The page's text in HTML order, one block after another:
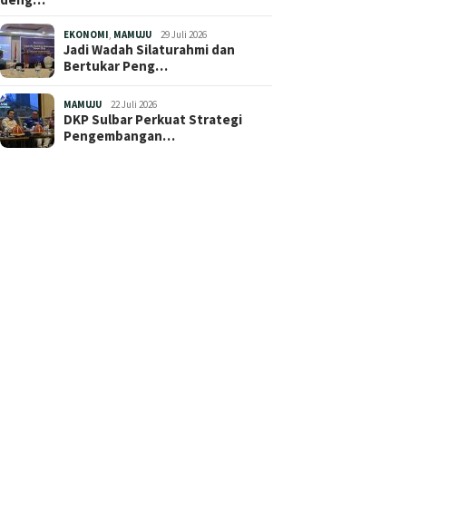
EKONOMI MAMUJU 29 Juli 2026
Jadi Wadah Silaturahmi dan
Bertukar Peng…
MAMUJU 22 Juli 2026
DKP Sulbar Perkuat Strategi
Pengembangan…